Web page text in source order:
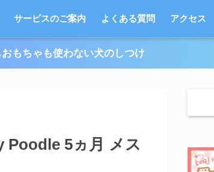
サービスのご案内 よくある質問 アクセス
もちゃも使わない犬のしつけ
Poodle 5ヵ月 メス